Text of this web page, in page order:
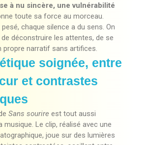
à nu sincère, une vulnérabilité
toute sa force au morceau.
chaque silence a du sens. On
déconstruire les attentes, de se
propre narratif sans artifices.
soignée, entre
et contrastes
Sans sourire est tout aussi
musique. Le clip, réalisé avec une
joue sur des lumières